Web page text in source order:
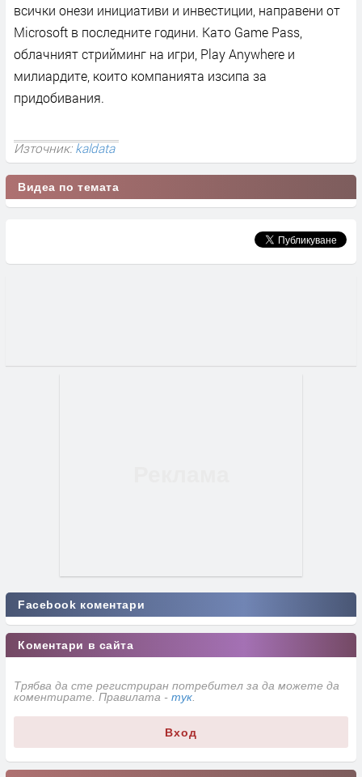
всички онези инициативи и инвестиции, направени от
Microsoft в последните години. Като Game Pass,
облачният стрийминг на игри, Play Anywhere и
милиардите, които компанията изсипа за
придобивания.
Източник:kaldata
Видеа по темата
Facebook коментари
Коментари в сайта
Трябва да сте регистриран потребител за да можете да
коментирате. Правилата - тук
Вход